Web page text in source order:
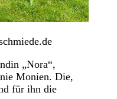
„Nora“,
Monien. Die,
für ihn die